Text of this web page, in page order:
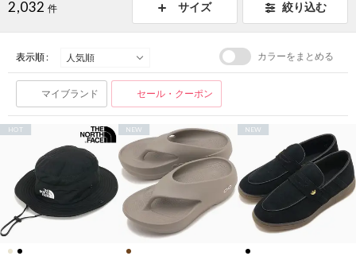
2,032 件 サイズ 絞り込む
表示順 : カラーをまとめる
マイブランド セール・クーポン
HOT NEW NEW